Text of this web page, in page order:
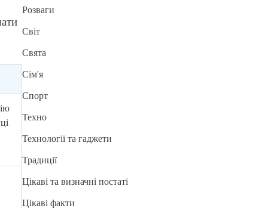
Розваги
Світ
Свята
Сім'я
Спорт
Техно
Технології та гаджети
Традиції
Цікаві та визначні постаті
Цікаві факти